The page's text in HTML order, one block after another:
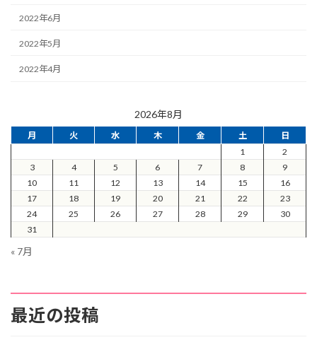
2022年6月
2022年5月
2022年4月
2026年8月
月 火 水 木 金 土
日
1
2
3
4 5 6 7 8
9
10
11 12 13 14 15
16
17
18 19 20 21 22
23
24
25 26 27 28 29
30
31
« 7月
最近の投稿